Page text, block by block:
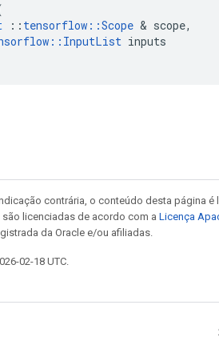
:: tensorflow ::Scope & scope,
:: InputList inputs
contrária, o conteúdo desta página
licenciadas de acordo com a Licença
da Oracle e/ou afiliadas.
02-18 UTC.